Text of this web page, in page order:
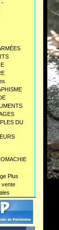
-
DU
Plus
vente